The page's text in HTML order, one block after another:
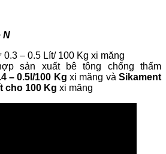
N
– 0.5 Lít/ 100 Kg xi măng
sản xuất bê tông chống thấm
– 0.5l/100 Kg xi măng vàSikament
cho 100 Kg xi măng